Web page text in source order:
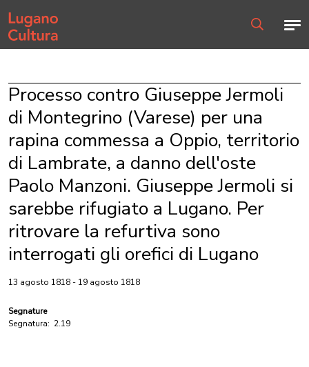
Home page
Processo contro Giuseppe Jermoli
di Montegrino (Varese) per una
rapina commessa a Oppio, territorio
di Lambrate, a danno dell'oste
Paolo Manzoni. Giuseppe Jermoli si
sarebbe rifugiato a Lugano. Per
ritrovare la refurtiva sono
interrogati gli orefici di Lugano
13 agosto 1818 - 19 agosto 1818
Segnature
Segnatura: 2.19